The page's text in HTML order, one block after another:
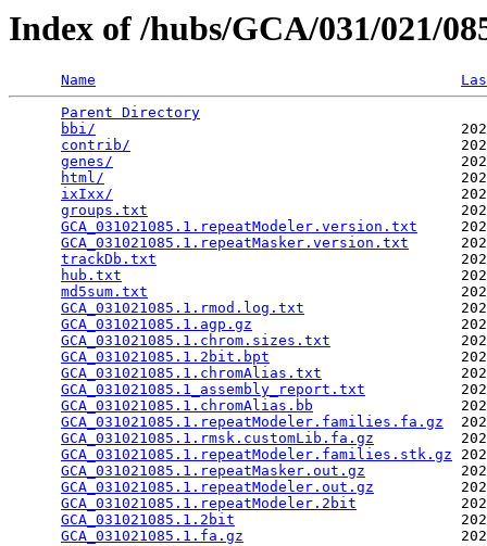
Index of /hubs/GCA/031/021/
Name
Parent Directory
bbi/
contrib/
genes/
html/
ixIxx/
groups.txt
GCA_031021085.1.repeatModeler.version.txt
GCA_031021085.1.repeatMasker.version.txt
trackDb.txt
hub.txt
md5sum.txt
GCA_031021085.1.rmod.log.txt
GCA_031021085.1.agp.gz
GCA_031021085.1.chrom.sizes.txt
GCA_031021085.1.2bit.bpt
GCA_031021085.1.chromAlias.txt
GCA_031021085.1_assembly_report.txt
GCA_031021085.1.chromAlias.bb
GCA_031021085.1.repeatModeler.families.fa.gz
GCA_031021085.1.rmsk.customLib.fa.gz
GCA_031021085.1.repeatModeler.families.stk.gz
GCA_031021085.1.repeatMasker.out.gz
GCA_031021085.1.repeatModeler.out.gz
GCA_031021085.1.repeatModeler.2bit
GCA_031021085.1.2bit
GCA_031021085.1.fa.gz